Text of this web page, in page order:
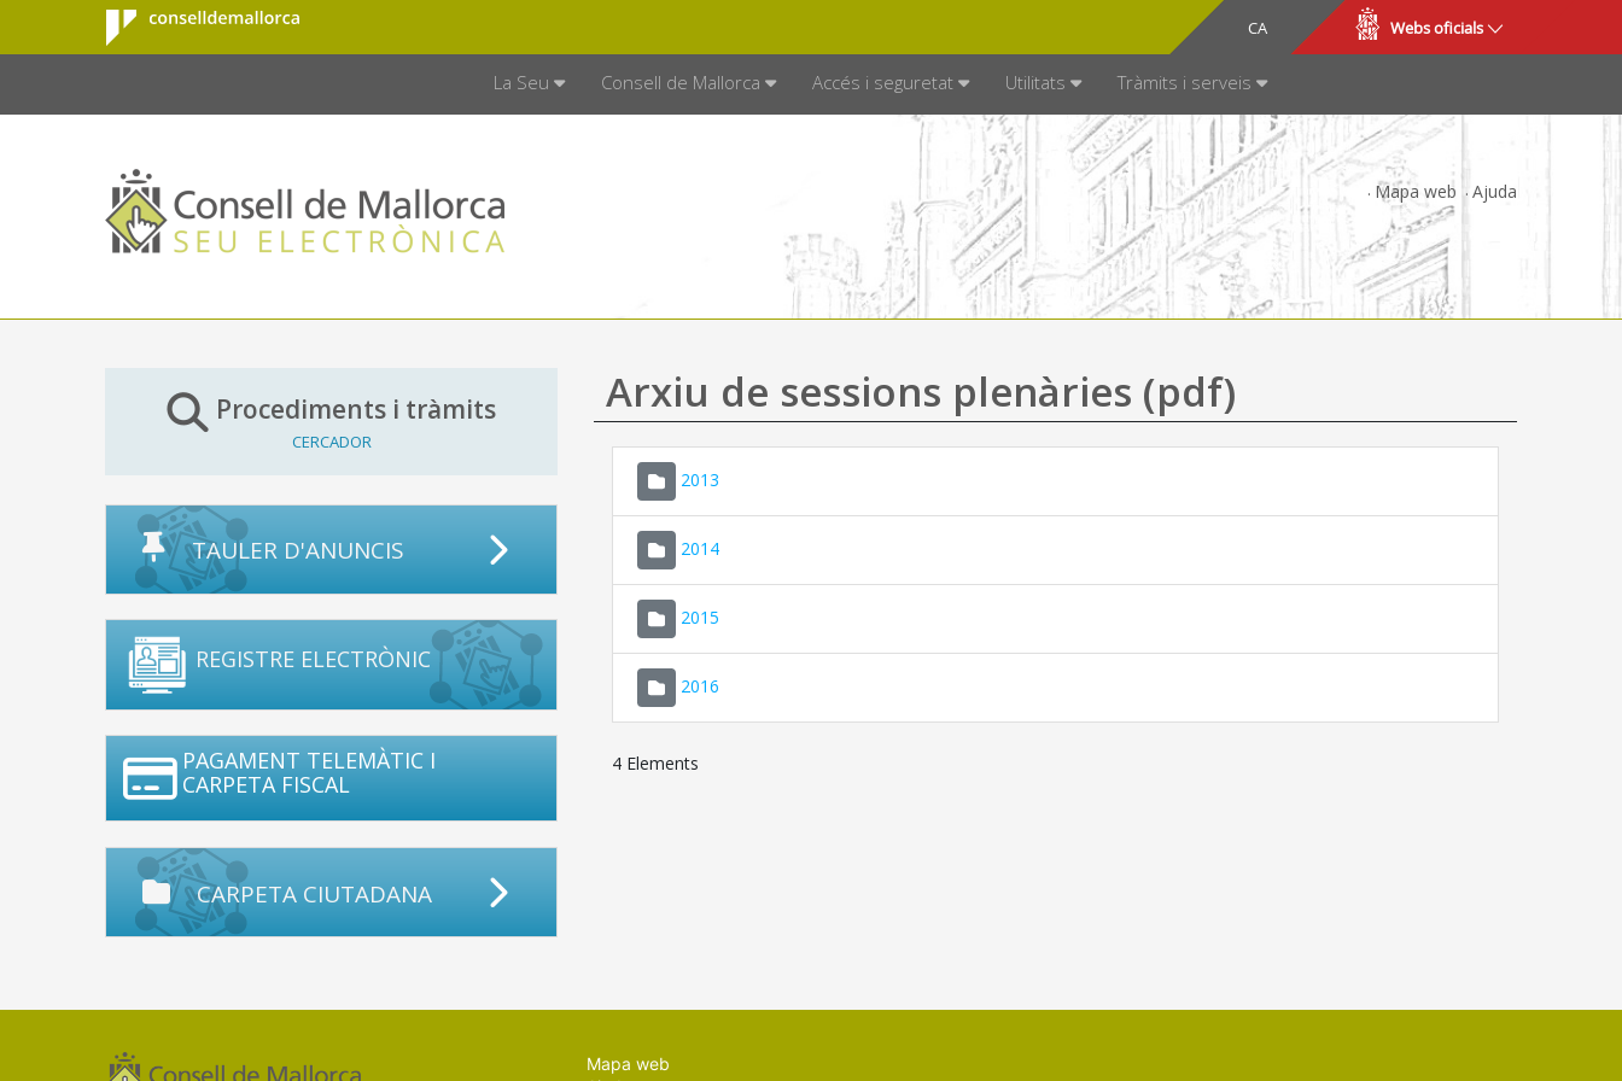
Salta al contingut principal
Consell de
Mallorca
CA
ES Webs oficials
La Seu Consell de Mallorca Accés i seguretat Utilitats Tràmits i serveis
Mapa web Ajuda
Procediments i tràmits
CERCADOR
TAULER D'ANUNCIS
REGISTRE ELECTRÒNIC
PAGAMENT TELEMÀTIC I
CARPETA FISCAL
CARPETA CIUTADANA
Arxiu de sessions plenàries (pdf)
2013
2014
2015
2016
4 Elements
Mapa web